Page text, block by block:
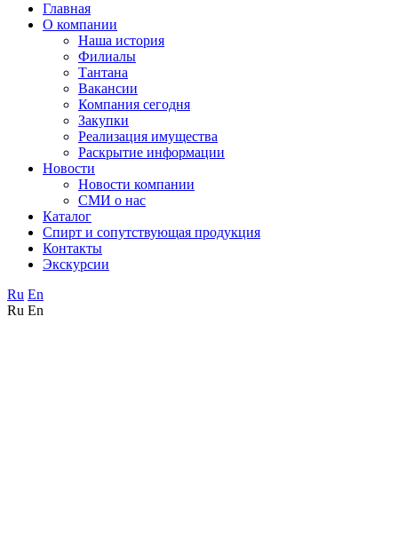
Главная
О компании
Наша история
Филиалы
Тантана
Вакансии
Компания сегодня
Закупки
Реализация имущества
Раскрытие информации
Новости
Новости компании
СМИ о нас
Каталог
Спирт и сопутствующая продукция
Контакты
Экскурсии
Ru En
Ru En